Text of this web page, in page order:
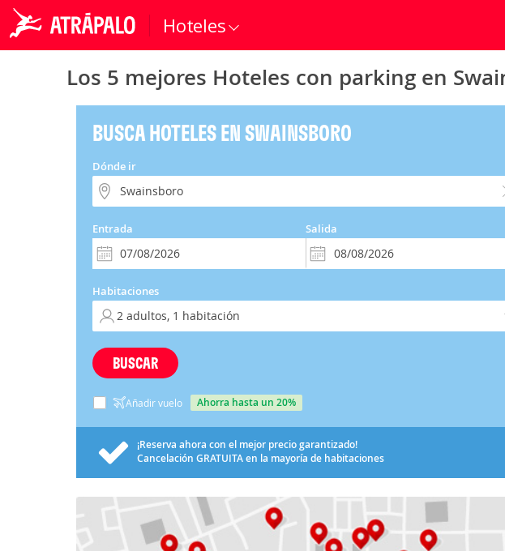
Hoteles
Los 5 mejores Hoteles con parking en
BUSCA HOTELES EN SWAINSBORO
Dónde ir
Entrada Salida
Habitaciones
BUSCAR
Añadir vuelo ahorra hasta un 20%
¡Reserva ahora con el mejor precio garantizado!
Cancelación GRATUITAen la mayoría de habitaciones